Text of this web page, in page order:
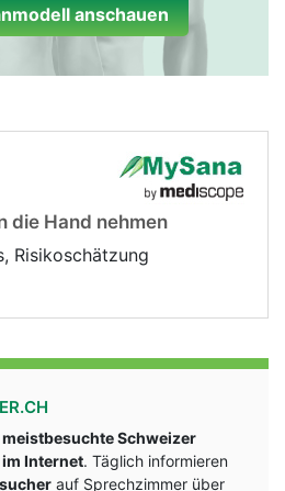
anschauen
die Hand nehmen
Risikoschätzung
Schweizer
Internet. Täglich informieren
auf Sprechzimmer über